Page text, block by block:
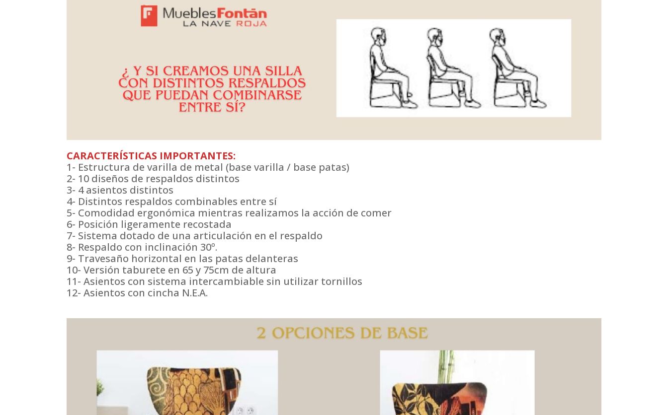
CARACTERÍSTICAS IMPORTANTES:
1- Estructura de varilla de metal (base varilla / base patas)
2- 10 diseños de respaldos distintos
3- 4 asientos distintos
4- Distintos respaldos combinables entre sí
5- Comodidad ergonómica mientras realizamos la acción de comer
6- Posición ligeramente recostada
7- Sistema dotado de una articulación en el respaldo
8- Respaldo con inclinación 30º.
9- Travesaño horizontal en las patas delanteras
10- Versión taburete en 65 y 75cm de altura
11- Asientos con sistema intercambiable sin utilizar tornillos
12- Asientos con cincha N.E.A.